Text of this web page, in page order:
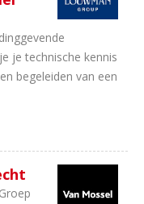
je technische kennis
begeleiden van een